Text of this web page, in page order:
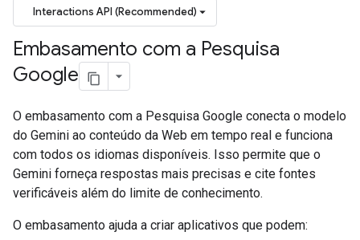
Interactions API (Recommended)
Embasamento com a Pesquisa
Google
O embasamento com a Pesquisa Google conecta o modelo
do Gemini ao conteúdo da Web em tempo real e funciona
com todos os idiomas disponíveis. Isso permite que o
Gemini forneça respostas mais precisas e cite fontes
verificáveis além do limite de conhecimento.
O embasamento ajuda a criar aplicativos que podem: